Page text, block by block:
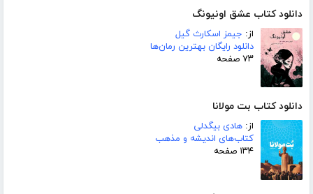
دانلود کتاب عشق اونیونگ
از: جیمز اسکارث گیل
دانلود رایگان بهترین رمان‌ها
۷۳ صفحه
دانلود کتاب بت مولانا
از: هادی بیگدلی
کتاب‌های اندیشه و مذهب
۱۳۴ صفحه